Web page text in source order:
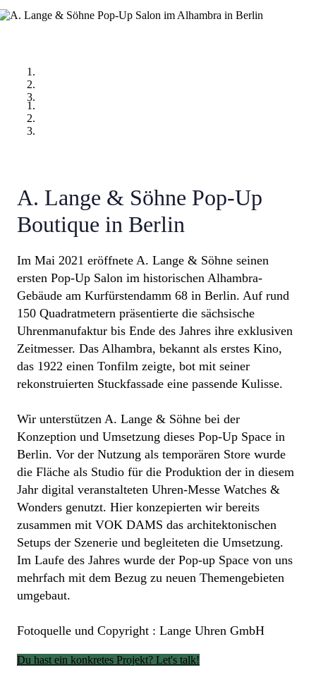
A. Lange & Söhne Pop-Up
Boutique in Berlin
Im Mai 2021 eröffnete A. Lange & Söhne seinen
ersten Pop-Up Salon im historischen Alhambra-
Gebäude am Kurfürstendamm 68 in Berlin. Auf rund
150 Quadratmetern präsentierte die sächsische
Uhrenmanufaktur bis Ende des Jahres ihre exklusiven
Zeitmesser. Das Alhambra, bekannt als erstes Kino,
das 1922 einen Tonfilm zeigte, bot mit seiner
rekonstruierten Stuckfassade eine passende Kulisse.
Wir unterstützen A. Lange & Söhne bei der
Konzeption und Umsetzung dieses Pop-Up Space in
Berlin. Vor der Nutzung als temporären Store wurde
die Fläche als Studio für die Produktion der in diesem
Jahr digital veranstalteten Uhren-Messe Watches &
Wonders genutzt. Hier konzepierten wir bereits
zusammen mit VOK DAMS das architektonischen
Setups der Szenerie und begleiteten die Umsetzung.
Im Laufe des Jahres wurde der Pop-up Space von uns
mehrfach mit dem Bezug zu neuen Themengebieten
umgebaut.
Fotoquelle und Copyright : Lange Uhren GmbH
Du hast ein konkretes Projekt? Let's talk!